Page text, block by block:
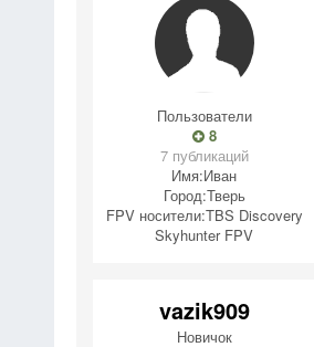
Пользователи
8
7 публикаций
Имя:Иван
Город:Тверь
FPV носители:TBS Discovery
Skyhunter FPV
vazik909
Новичок